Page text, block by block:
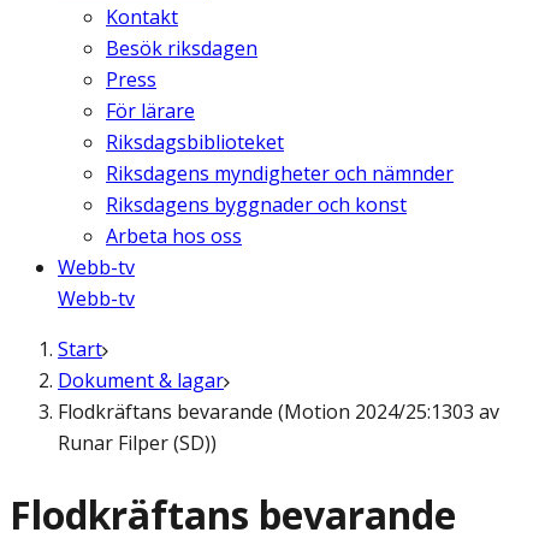
Kontakt
Besök riksdagen
Press
För lärare
Riksdagsbiblioteket
Riksdagens myndigheter och nämnder
Riksdagens byggnader och konst
Arbeta hos oss
Webb-tv
Webb-tv
Start
Dokument & lagar
Flodkräftans bevarande (Motion 2024/25:1303 av
Runar Filper (SD))
Flodkräftans bevarande